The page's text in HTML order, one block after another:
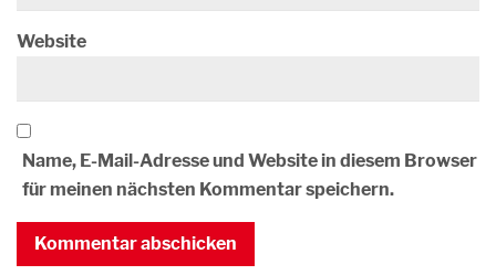
Website
Name, E-Mail-Adresse und Website in diesem Browser
für meinen nächsten Kommentar speichern.